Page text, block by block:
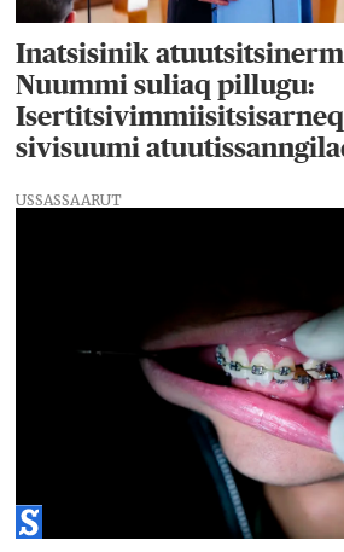
Inatsisinik
Nuummi suliaq pillugu:
sivisuumi
USSASSAARUT